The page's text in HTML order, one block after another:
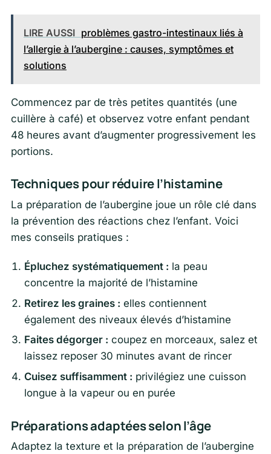
LIRE AUSSI problèmes gastro-intestinaux liés à
l’allergie à l’aubergine : causes, symptômes et
solutions
Commencez par de très petites quantités (une
cuillère à café) et observez votre enfant pendant
48 heures avant d’augmenter progressivement les
portions.
Techniques pour réduire l’histamine
La préparation de l’aubergine joue un rôle clé dans
la prévention des réactions chez l’enfant. Voici
mes conseils pratiques :
Épluchez systématiquement : la peau
concentre la majorité de l’histamine
Retirez les graines : elles contiennent
également des niveaux élevés d’histamine
Faites dégorger : coupez en morceaux, salez et
laissez reposer 30 minutes avant de rincer
Cuisez suffisamment : privilégiez une cuisson
longue à la vapeur ou en purée
Préparations adaptées selon l’âge
Adaptez la texture et la préparation de l’aubergine